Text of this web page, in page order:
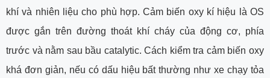
khí và nhiên liệu cho phù hợp. Cảm biến oxy kí hiệu là OS
được gắn trên đường thoát khí cháy của động cơ, phía
trước và nằm sau bầu catalytic. Cách kiểm tra cảm biến oxy
khá đơn giản, nếu có dấu hiệu bất thường như xe chạy tỏa